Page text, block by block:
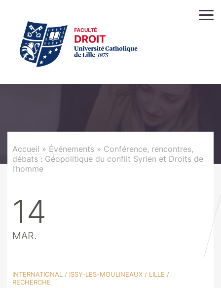
Accueil » Événements » Conférence, rencontres,
débats : Géopolitique du conflit Syrien et Droits de
l’homme
14
MAR.
INTERNATIONAL / ISSY-LES-MOULINEAUX / LILLE /
RECHERCHE